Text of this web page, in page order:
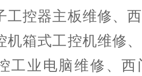
工控器主板维修、
机箱式工控机维修
工业电脑维修、西